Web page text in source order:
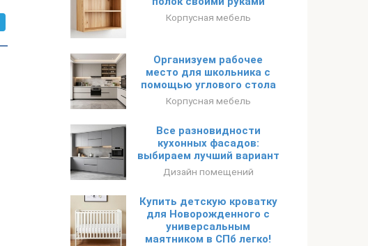
Корпусная мебель
Организуем рабочее
место для школьника с
помощью углового стола
Корпусная мебель
Все разновидности
кухонных фасадов:
выбираем лучший вариант
Дизайн помещений
Купить детскую кроватку
для Новорожденного с
универсальным
маятником в СПб легко!